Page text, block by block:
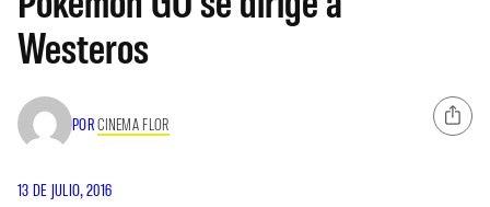
Westeros
PORCINEMA FLOR
13 DE JULIO, 2016